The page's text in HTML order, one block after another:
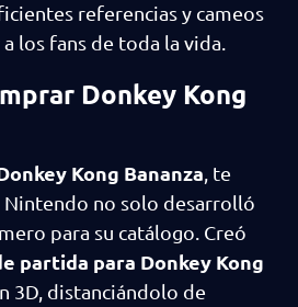
referencias y cameos
los fans de toda la vida.
Donkey Kong
Kong Bananza , te
Nintendo no solo desarrolló
para su catálogo. Creó
partida para Donkey Kong
3D, distanciándolo de